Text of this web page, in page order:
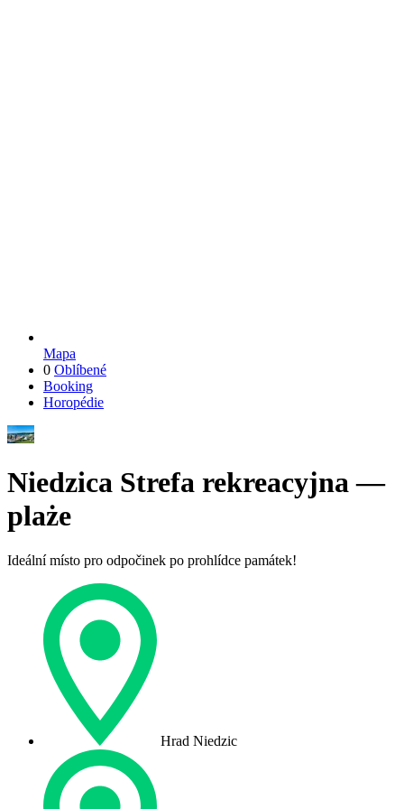
Mapa
0 Oblíbené
Booking
Horopédie
Niedzica Strefa rekreacyjna —
plaże
Ideální místo pro odpočinek po prohlídce památek!
Hrad Niedzic